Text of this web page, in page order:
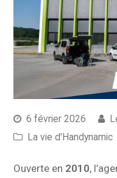
6 février 2026
La vie d'Handynamic
Ouverte en 2010,